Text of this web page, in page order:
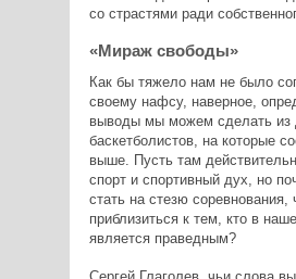
со страстями ради
«Мираж свободы»
Как бы тяжело нам не было
своему нафсу, наверное,
выводы мы можем сделать из
баскетболистов, на которые
выше. Пусть там
спорт и спортивный дух, но
стать на стезю соревнования,
приблизиться к тем, кто в
является праведным?